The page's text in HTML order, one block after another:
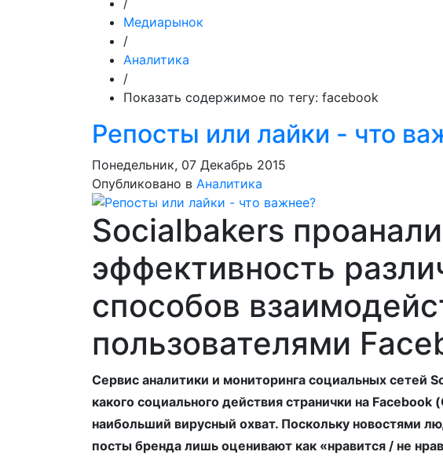
/
Медиарынок
/
Аналитика
/
Показать содержимое по тегу: facebook
Репосты или лайки - что
Понедельник, 07 Декабрь 2015
Опубликовано в Аналитика
Socialbakers
эффективность
способов
пользователями
Сервис аналитики и мониторинга социальных сетей
какого социального действия странички на
наибольший вирусный охват. Поскольку новостями
посты бренда лишь оценивают как «нравится / не